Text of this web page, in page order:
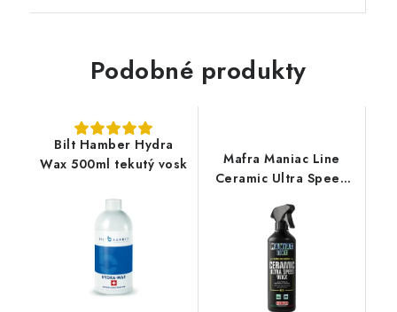
Podobné produkty
Bilt Hamber Hydra
Wax 500ml tekutý vosk
Mafra Maniac Line
Ceramic Ultra Speed
vosk